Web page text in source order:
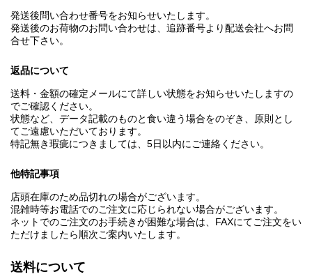
発送後問い合わせ番号をお知らせいたします。
発送後のお荷物のお問い合わせは、追跡番号より配送会社へお問
合せ下さい。
返品について
送料・金額の確定メールにて詳しい状態をお知らせいたしますの
でご確認ください。
状態など、データ記載のものと食い違う場合をのぞき、原則とし
てご遠慮いただいております。
特記無き瑕疵につきましては、5日以内にご連絡ください。
他特記事項
店頭在庫のため品切れの場合がございます。
混雑時等お電話でのご注文に応じられない場合がございます。
ネットでのご注文のお手続きが困難な場合は、FAXにてご注文をい
ただけましたら順次ご案内いたします。
送料について